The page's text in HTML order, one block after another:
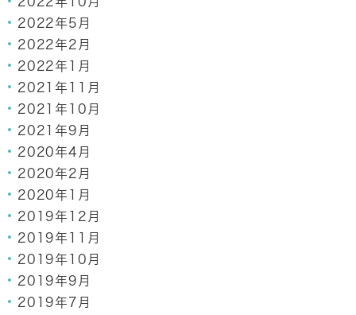
2022年5月
2022年2月
2022年1月
2021年11月
2021年10月
2021年9月
2020年4月
2020年2月
2020年1月
2019年12月
2019年11月
2019年10月
2019年9月
2019年7月